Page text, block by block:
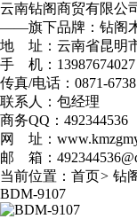
云南钻阁商贸有限公
——旗下品牌：钻阁
地 址：云南省昆明
手 机：13987674027
传真/电话：0871-
联系人：包经理
商务QQ：492344536
网 址：
邮 箱：
当前位置： 首页> 钻
BDM-9107